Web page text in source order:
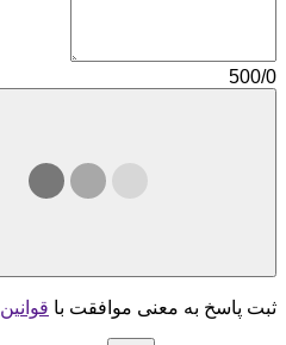
500/0
ثبت پاسخ به معنی موافقت با